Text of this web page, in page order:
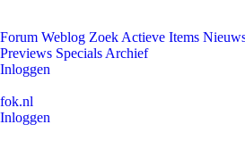
Forum Weblog Zoek Actieve Items
Previews Specials Archief
Inloggen
fok.nl
Inloggen